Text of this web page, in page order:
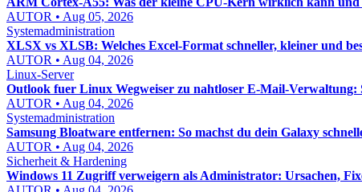
AUTOR • Aug 05, 2026
Systemadministration
XLSX vs XLSB: Welches Excel-Format schneller, kleiner und
AUTOR • Aug 04, 2026
Linux-Server
Outlook fuer Linux Wegweiser zu nahtloser E-Mail-Verwaltung:
AUTOR • Aug 04, 2026
Systemadministration
Samsung Bloatware entfernen: So machst du dein Galaxy
AUTOR • Aug 04, 2026
Sicherheit & Hardening
Windows 11 Zugriff verweigern als Administrator: Ursachen,